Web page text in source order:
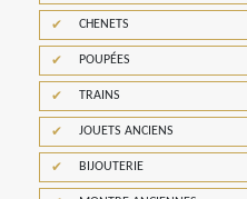
CHENETS
POUPÉES
TRAINS
JOUETS ANCIENS
BIJOUTERIE